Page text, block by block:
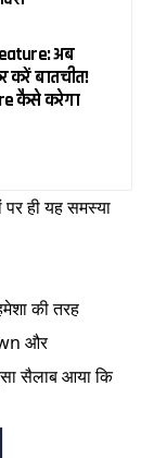
अब
करें बातचीत!
कैसे करेगा
ही यह समस्या
की तरह
और
सैलाब आया कि